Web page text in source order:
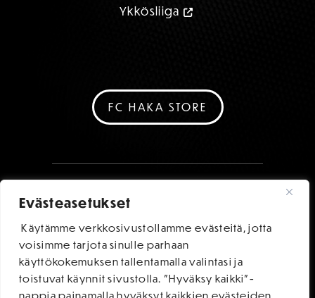
Evästeasetukset
Käytämme verkkosivustollamme evästeitä, jotta
voisimme tarjota sinulle parhaan
käyttökokemuksen tallentamalla valintasi ja
toistuvat käynnit sivustolla. "Hyväksy kaikki"-
Ykkösliiga
FC HAKA STORE